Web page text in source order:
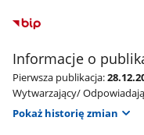
Informacje o
Pierwsza publikacja:
Wytwarzający/
Pokaż historię zmian